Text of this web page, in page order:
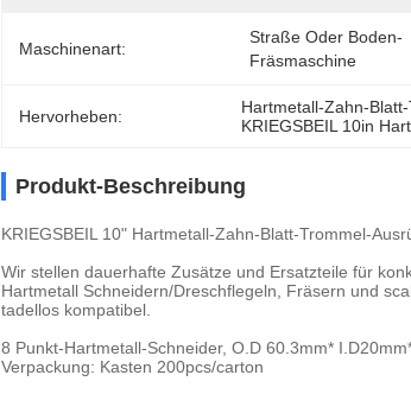
Maschinenart:
Straße Oder Boden-
Fräsmaschine
Hervorheben: Hartmetall-Zahn-
KRIEGSBEIL 10in
Produkt-Beschreibung
KRIEGSBEIL 10" Hartmetall-Zahn-Blatt-Trommel-
Wir stellen dauerhafte Zusätze und Ersatzteile für
Hartmetall Schneidern/Dreschflegeln, Fräsern und
tadellos kompatibel.
8 Punkt-Hartmetall-Schneider, O.D 60.3mm*
Verpackung: Kasten 200pcs/carton